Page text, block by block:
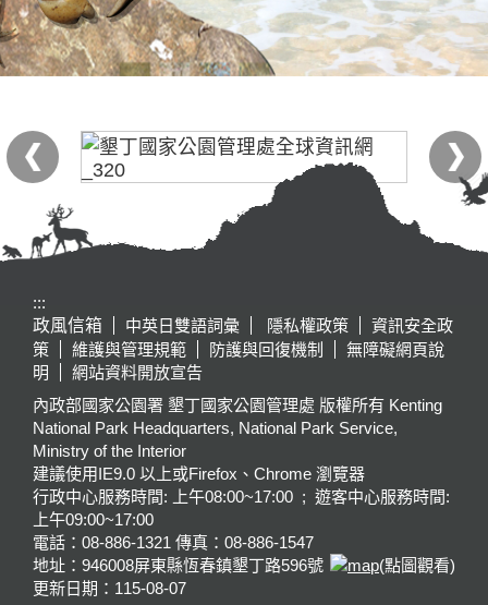
:::
政風信箱
中英日雙語詞彙 隱私權政策
資訊安全政
策
維護與管理規範 防護與回復機制
無障礙網頁說
明
網站資料開放宣告
內政部國家公園署 墾丁國家公園管理處 版權所有 Kenting
National Park Headquarters, National Park Service,
Ministry of the Interior
建議使用IE9.0 以上或Firefox、Chrome 瀏覽器
行政中心服務時間: 上午08:00~17:00 ; 遊客中心服務時間:
上午09:00~17:00
電話：08-886-1321 傳真：08-886-1547
地址：946008屏東縣恆春鎮墾丁路596號
(點圖觀看)
更新日期： 115-08-07